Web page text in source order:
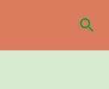
移動